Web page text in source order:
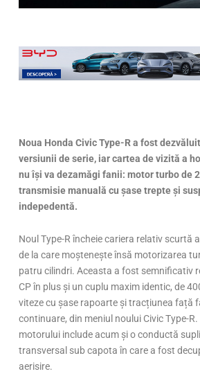
Noua Honda Civic Type-R a fost
versiunii de serie, iar cartea de vizită a
nu își va dezamăgi fanii: motor turbo de
transmisie manuală cu șase trepte și
indepedentă.
Noul Type-R încheie cariera relativ scurtă
de la care moștenește însă motorizarea
patru cilindri. Aceasta a fost semnificativ
CP în plus și un cuplu maxim identic, de
viteze cu șase rapoarte și tracțiunea față
continuare, din meniul noului Civic Type-R.
motorului include acum și o conductă
transversal sub capota în care a fost
aerisire.